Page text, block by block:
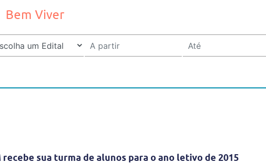
Bem Viver
recebe sua turma de alunos para o ano letivo de 2015